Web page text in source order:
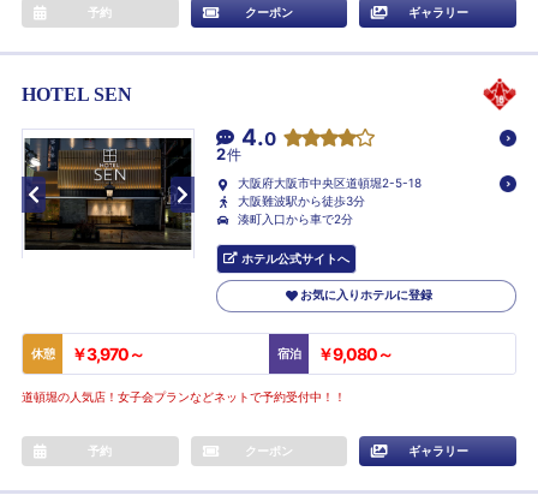
予約 クーポン ギャラリー
HOTEL SEN
4.0
2件
大阪府大阪市中央区道頓堀2-5-18
大阪難波駅から徒歩3分
湊町入口から車で2分
ホテル公式サイトへ
お気に入りホテルに登録
休憩 ￥3,970～ 宿泊 ￥9,080～
道頓堀の人気店！女子会プランなどネットで予約受付中！！
予約 クーポン ギャラリー